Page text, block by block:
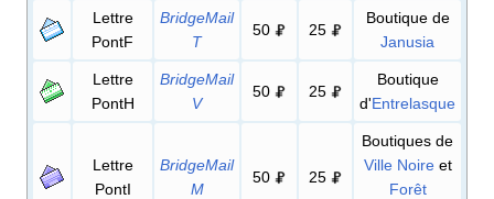
Lettre
PontF
BridgeMail
T
50 25
Boutique de
Janusia
Lettre
PontH
BridgeMail
V
50 25
Boutique
d'Entrelasque
Lettre
PontI
BridgeMail
M
50 25
Boutiques de
Ville Noireet
Forêt